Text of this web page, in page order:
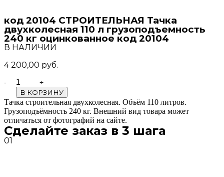
код 20104 СТРОИТЕЛЬНАЯ Тачка
двухколесная 110 л грузоподъемность
240 кг оцинкованное код 20104
В НАЛИЧИИ
4 200,00 руб.
Quantity
В КОРЗИНУ
Тачка строительная двухколесная. Объём 110 литров.
Грузоподъёмность 240 кг. Внешний вид товара может
отличаться от фотографий на сайте.
Сделайте заказ в 3 шага
01